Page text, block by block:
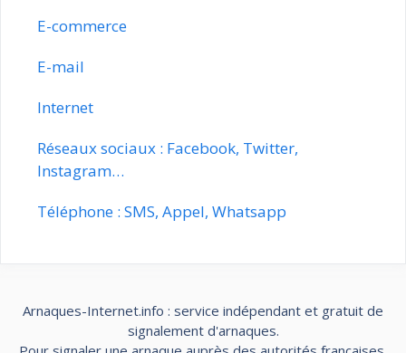
E-commerce
E-mail
Internet
Réseaux sociaux : Facebook, Twitter,
Instagram…
Téléphone : SMS, Appel, Whatsapp
Arnaques-Internet.info : service indépendant et gratuit de
signalement d'arnaques.